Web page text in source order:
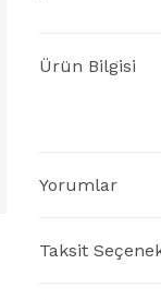
Ürün Bilgisi
Yorumlar
Taksit